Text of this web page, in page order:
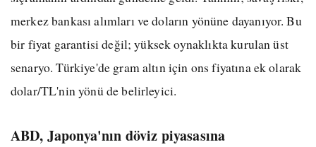
merkez bankası alımları ve doların yönüne dayanıyor. Bu
bir fiyat garantisi değil; yüksek oynaklıkta kurulan üst
senaryo. Türkiye'de gram altın için ons fiyatına ek olarak
dolar/TL'nin yönü de belirleyici.
ABD, Japonya'nın döviz piyasasına